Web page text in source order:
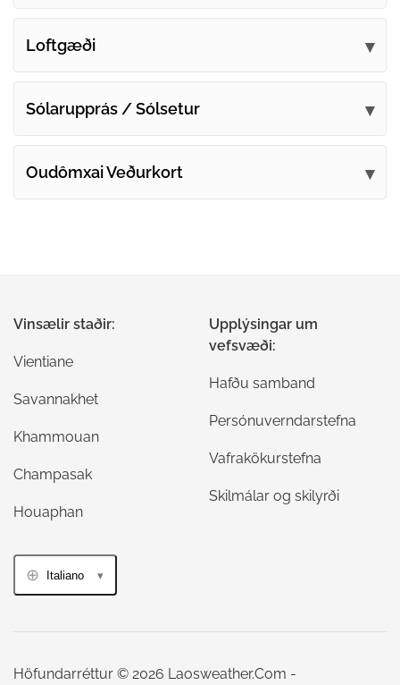
Loftgæði
Sólarupprás / Sólsetur
Oudômxai Veðurkort
Vinsælir staðir:
Vientiane
Savannakhet
Khammouan
Champasak
Houaphan
Upplýsingar um
vefsvæði:
Hafðu samband
Persónuverndarstefna
Vafrakökurstefna
Skilmálar og skilyrði
Italiano
Höfundarréttur © 2026 Laosweather.Com -